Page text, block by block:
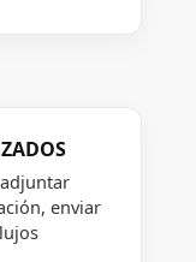
enviar